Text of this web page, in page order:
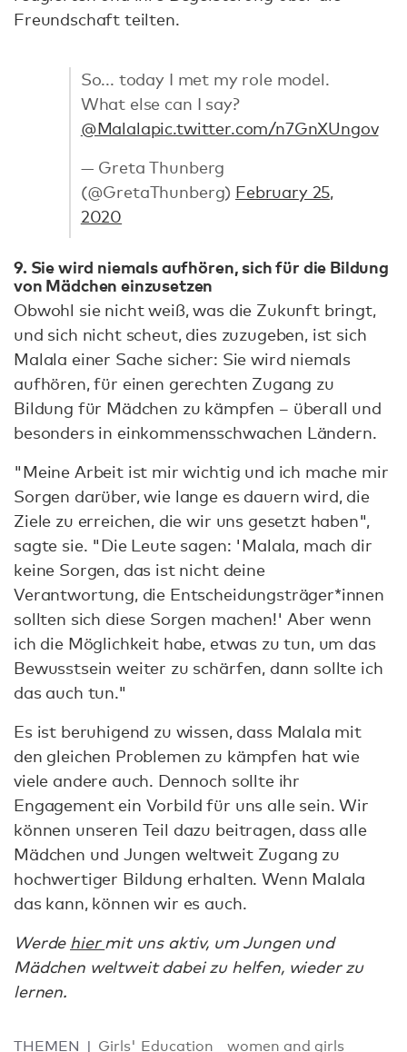
Freundschaft teilten.
So... today I met my role model.
What else can I say?
@Malalapic.twitter.com/n7GnXUngov
— Greta Thunberg
(@GretaThunberg) February 25,
2020
9. Sie wird niemals aufhören, sich für die Bildung
von Mädchen einzusetzen
Obwohl sie nicht weiß, was die Zukunft bringt,
und sich nicht scheut, dies zuzugeben, ist sich
Malala einer Sache sicher: Sie wird niemals
aufhören, für einen gerechten Zugang zu
Bildung für Mädchen zu kämpfen – überall und
besonders in einkommensschwachen Ländern.
"Meine Arbeit ist mir wichtig und ich mache mir
Sorgen darüber, wie lange es dauern wird, die
Ziele zu erreichen, die wir uns gesetzt haben",
sagte sie. "Die Leute sagen: 'Malala, mach dir
keine Sorgen, das ist nicht deine
Verantwortung, die Entscheidungsträger*innen
sollten sich diese Sorgen machen!' Aber wenn
ich die Möglichkeit habe, etwas zu tun, um das
Bewusstsein weiter zu schärfen, dann sollte ich
das auch tun."
Es ist beruhigend zu wissen, dass Malala mit
den gleichen Problemen zu kämpfen hat wie
viele andere auch. Dennoch sollte ihr
Engagement ein Vorbild für uns alle sein. Wir
können unseren Teil dazu beitragen, dass alle
Mädchen und Jungen weltweit Zugang zu
hochwertiger Bildung erhalten. Wenn Malala
das kann, können wir es auch.
Werde hier mit uns aktiv, um Jungen und
Mädchen weltweit dabei zu helfen, wieder zu
lernen.
THEMEN Girls' Education women and girls